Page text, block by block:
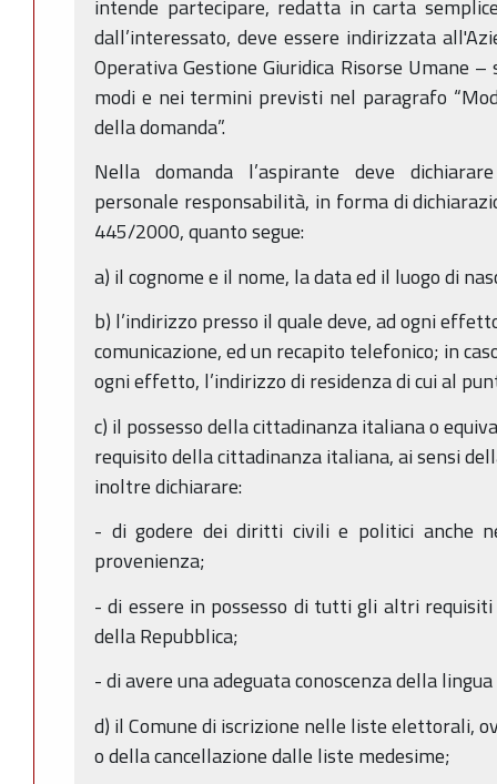
intende partecipare, redatta in carta
dall’interessato, deve essere indirizzata
Operativa Gestione Giuridica Risorse Umane
modi e nei termini previsti nel paragrafo
della domanda”.
Nella domanda l’aspirante deve
personale responsabilità, in forma di
445/2000, quanto segue:
a) il cognome e il nome, la data ed il luogo di
b) l’indirizzo presso il quale deve, ad ogni
comunicazione, ed un recapito telefonico; in
ogni effetto, l’indirizzo di residenza di cui al
c) il possesso della cittadinanza italiana o
requisito della cittadinanza italiana, ai sensi
inoltre dichiarare:
- di godere dei diritti civili e politici anche
provenienza;
- di essere in possesso di tutti gli altri
della Repubblica;
- di avere una adeguata conoscenza della
d) il Comune di iscrizione nelle liste elettorali,
o della cancellazione dalle liste medesime;